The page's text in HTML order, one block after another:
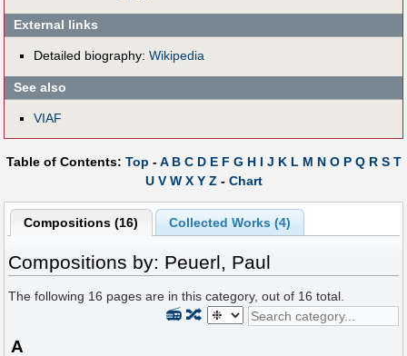
External links
Detailed biography: Wikipedia
See also
VIAF
Table of Contents: Top -A B C D E F G H I J K L M N O P Q R S T
U V W X Y Z - Chart
Compositions (16) Collected Works (4)
Compositions by: Peuerl, Paul
The following 16 pages are in this category, out of 16 total.
🔀
📻
A